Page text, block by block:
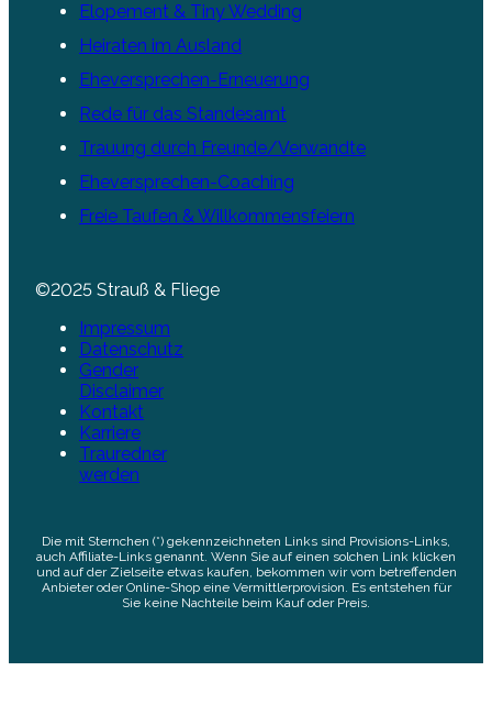
Elopement & Tiny Wedding
Heiraten im Ausland
Eheversprechen-Erneuerung
Rede für das Standesamt
Trauung durch Freunde/Verwandte
Eheversprechen-Coaching
Freie Taufen & Willkommensfeiern
©2025 Strauß & Fliege
Impressum
Datenschutz
Gender
Disclaimer
Kontakt
Karriere
Trauredner
werden
Die mit Sternchen (*) gekennzeichneten Links sind Provisions-Links,
auch Affiliate-Links genannt. Wenn Sie auf einen solchen Link klicken
und auf der Zielseite etwas kaufen, bekommen wir vom betreffenden
Anbieter oder Online-Shop eine Vermittlerprovision. Es entstehen für
Sie keine Nachteile beim Kauf oder Preis.